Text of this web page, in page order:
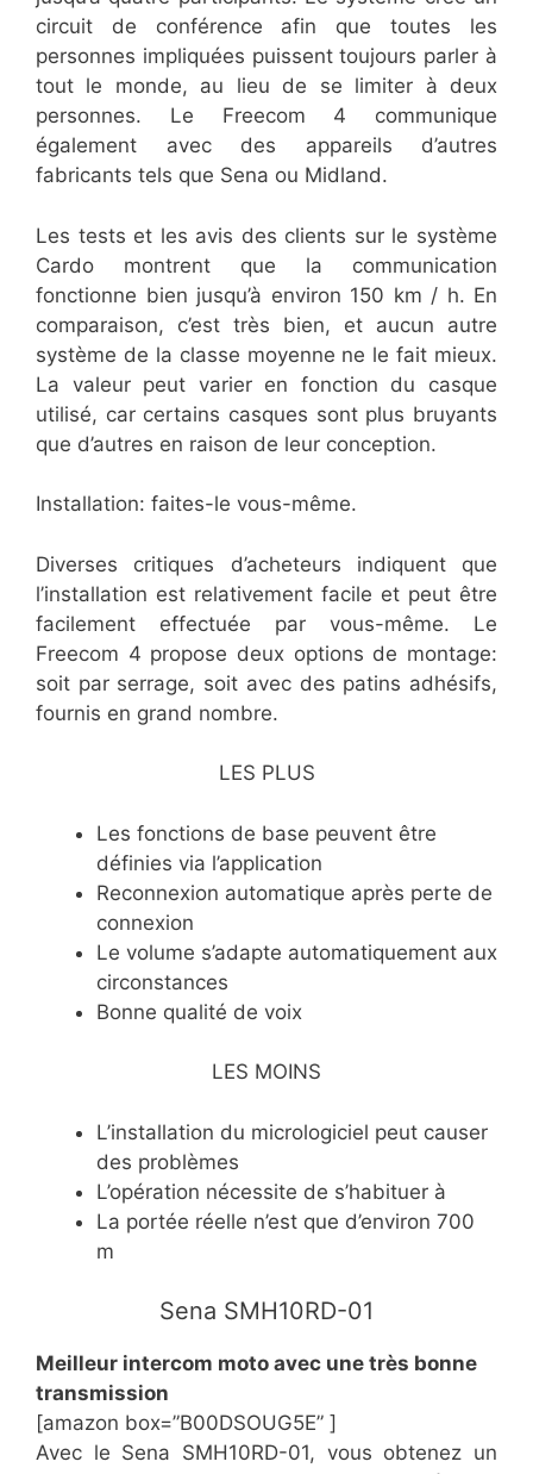
circuit de conférence afin que toutes les
personnes impliquées puissent toujours parler à
tout le monde, au lieu de se limiter à deux
personnes. Le Freecom 4 communique
également avec des appareils d’autres
fabricants tels que Sena ou Midland.
Les tests et les avis des clients sur le système
Cardo montrent que la communication
fonctionne bien jusqu’à environ 150 km / h. En
comparaison, c’est très bien, et aucun autre
système de la classe moyenne ne le fait mieux.
La valeur peut varier en fonction du casque
utilisé, car certains casques sont plus bruyants
que d’autres en raison de leur conception.
Installation: faites-le vous-même.
Diverses critiques d’acheteurs indiquent que
l’installation est relativement facile et peut être
facilement effectuée par vous-même. Le
Freecom 4 propose deux options de montage:
soit par serrage, soit avec des patins adhésifs,
fournis en grand nombre.
LES PLUS
​Les fonctions de base peuvent être
définies via l’application
​Reconnexion automatique après perte de
connexion
​Le volume s’adapte automatiquement aux
circonstances
​Bonne qualité de voix
LES MOINS
​L’installation du micrologiciel peut causer
des problèmes
​L’opération nécessite de s’habituer à
​La portée réelle n’est que d’environ 700
m
Sena SMH10RD-01
​Meilleur intercom moto avec une très bonne
transmission
[amazon box=”​B00DSOUG5E” ]
Avec le Sena SMH10RD-01, vous obtenez un